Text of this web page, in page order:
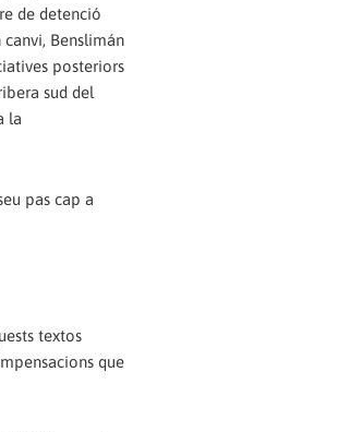
de detenció
Benslimán
posteriors
sud del
la
pas cap a
textos
que